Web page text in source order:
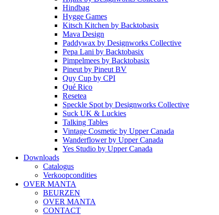
Hindbag
Hygge Games
Kitsch Kitchen by Backtobasix
Mava Design
Paddywax by Designworks Collective
Pepa Lani by Backtobasix
Pimpelmees by Backtobasix
Pineut by Pineut BV
Quy Cup by CPI
Qué Rico
Resetea
Speckle Spot by Designworks Collective
Suck UK & Luckies
Talking Tables
Vintage Cosmetic by Upper Canada
Wanderflowerby Upper Canada
Yes Studio by Upper Canada
Downloads
Catalogus
Verkoopcondities
OVER MANTA
BEURZEN
OVER MANTA
CONTACT